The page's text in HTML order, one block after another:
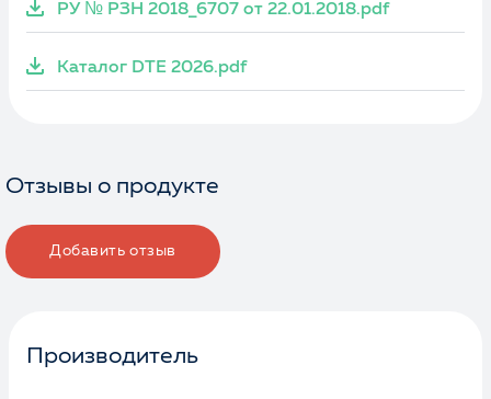
РУ № РЗН 2018_6707 от 22.01.2018.pdf
Каталог DTE 2026.pdf
Отзывы о продукте
Добавить отзыв
Производитель